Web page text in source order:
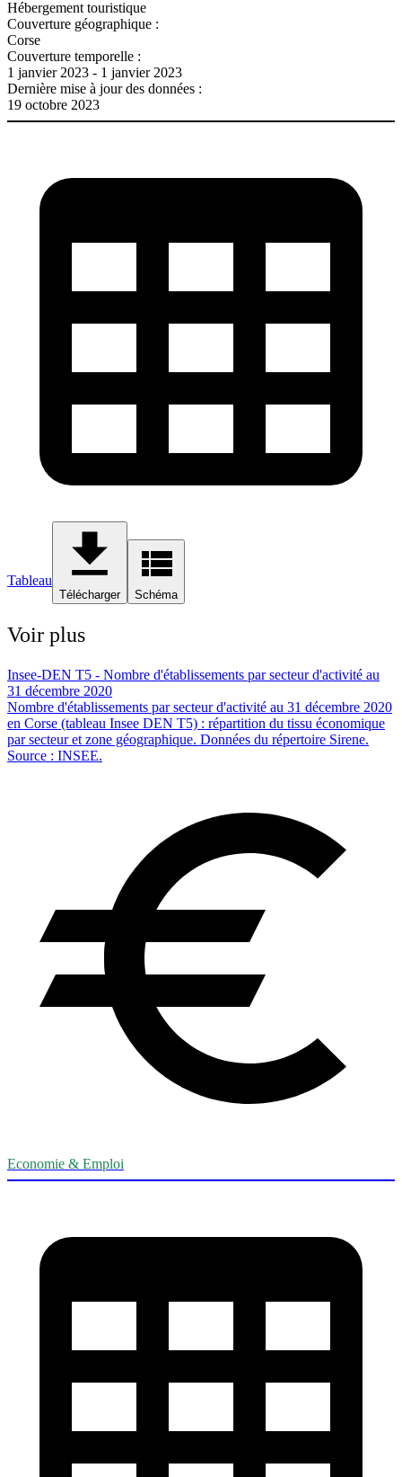
Hébergement touristique
Couverture géographique :
Corse
Couverture temporelle :
1 janvier 2023 - 1 janvier 2023
Dernière mise à jour des données :
19 octobre 2023
Tableau
Télécharger Schéma
Voir plus
Insee-DEN T5 - Nombre d'établissements par secteur d'activité au
31 décembre 2020
Nombre d'établissements par secteur d'activité au 31 décembre 2020
en Corse (tableau Insee DEN T5) : répartition du tissu économique
par secteur et zone géographique. Données du répertoire Sirene.
Source : INSEE.
Economie & Emploi